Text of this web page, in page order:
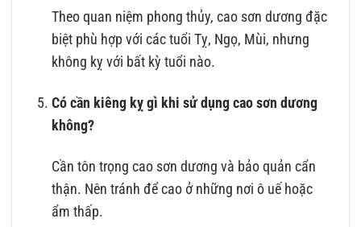
Theo quan niệm phong thủy, cao sơn dương đặc
biệt phù hợp với các tuổi Tỵ, Ngọ, Mùi, nhưng
không kỵ với bất kỳ tuổi nào.
Có cần kiêng kỵ gì khi sử dụng cao sơn dương
không?
Cần tôn trọng cao sơn dương và bảo quản cẩn
thận. Nên tránh để cao ở những nơi ô uế hoặc
ẩm thấp.